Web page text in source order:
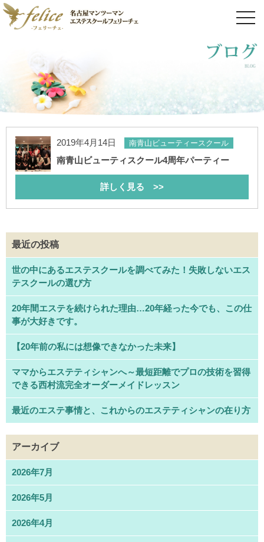
2019年4月14日 南青山ビューティースクール
南青山ビューティスクール4周年パーティー
詳しく見る >>
最近の投稿
世の中にあるエステスクールを調べてみた！失敗しないエス
テスクールの選び方
20年間エステを続けられた理由…20年経った今でも、この仕
事が大好きです。
【20年前の私には想像できなかった未来】
ママからエステティシャンへ～最短距離でプロの技術を習得
できる西村流完全オーダーメイドレッスン
最近のエステ事情と、これからのエステティシャンの在り方
アーカイブ
2026年7月
2026年5月
2026年4月